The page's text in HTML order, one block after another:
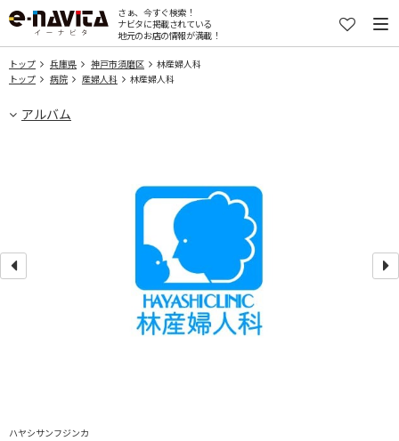
さぁ、今すぐ検索！
ナビタに掲載されている
地元のお店の情報が満載！
トップ 兵庫県 神戸市須磨区
林産婦人科
トップ
病院 産婦人科 林産婦人科
アルバム
ハヤシサンフジンカ